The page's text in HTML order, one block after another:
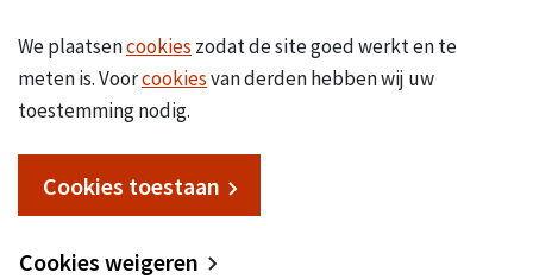
We plaatsencookies zodat de site goed werkt en te
meten is. Voorcookiesvan derden hebben wij uw
toestemming nodig.
Cookies toestaan
Cookies weigeren